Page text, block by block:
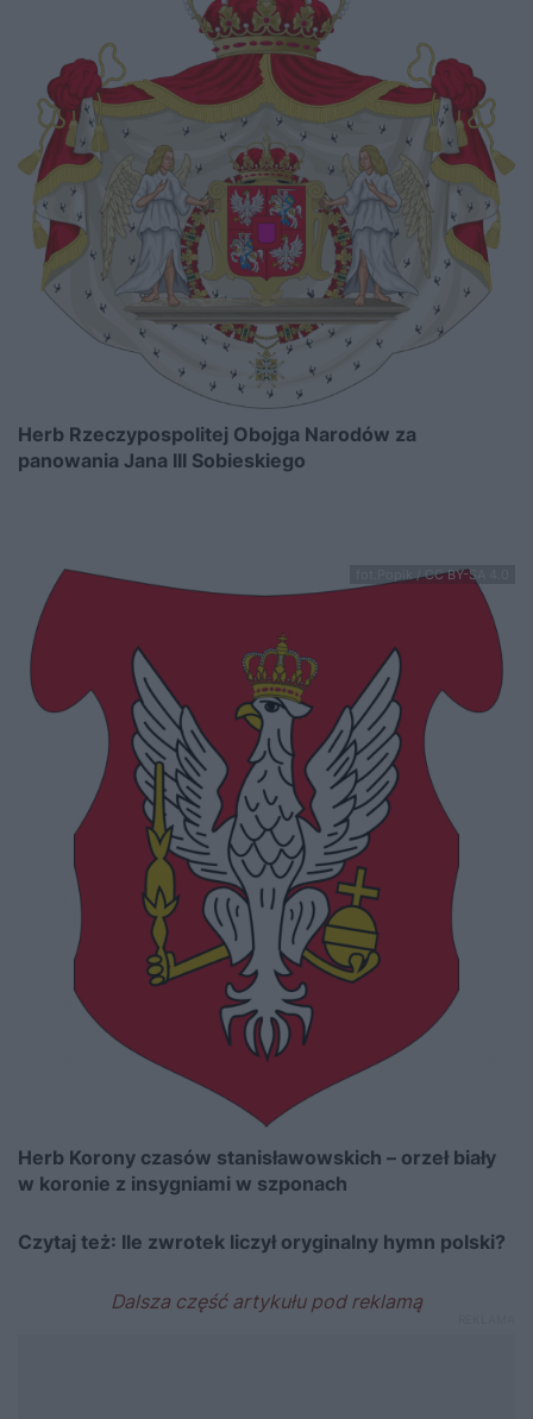
Herb Rzeczypospolitej Obojga Narodów za
panowania Jana III Sobieskiego
fot.Popik / CC BY-SA 4.0
Herb Korony czasów stanisławowskich – orzeł biały
w koronie z insygniami w szponach
Czytaj też: Ile zwrotek liczył oryginalny hymn polski?